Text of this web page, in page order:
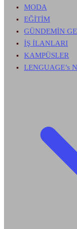
MODA
EĞİTİM
GÜNDEMİN
İŞ İLANLARI
KAMPÜSLER
LENGUAGE’s